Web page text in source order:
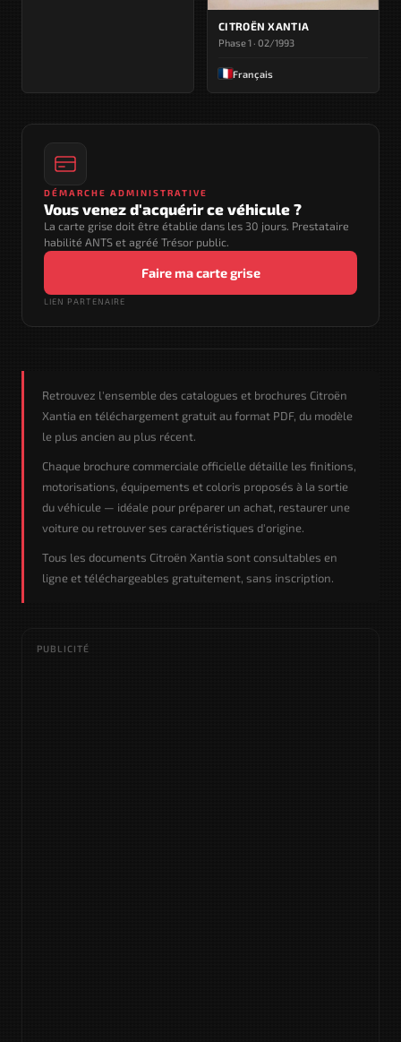
CITROËN XANTIA
Phase 1 · 02/1993
Français
DÉMARCHE ADMINISTRATIVE
Vous venez d'acquérir ce véhicule ?
La carte grise doit être établie dans les 30 jours. Prestataire
habilité ANTS et agréé Trésor public.
Faire ma carte grise
LIEN PARTENAIRE
Retrouvez l'ensemble des catalogues et brochures Citroën
Xantia en téléchargement gratuit au format PDF, du modèle
le plus ancien au plus récent.
Chaque brochure commerciale officielle détaille les finitions,
motorisations, équipements et coloris proposés à la sortie
du véhicule — idéale pour préparer un achat, restaurer une
voiture ou retrouver ses caractéristiques d'origine.
Tous les documents Citroën Xantia sont consultables en
ligne et téléchargeables gratuitement, sans inscription.
PUBLICITÉ